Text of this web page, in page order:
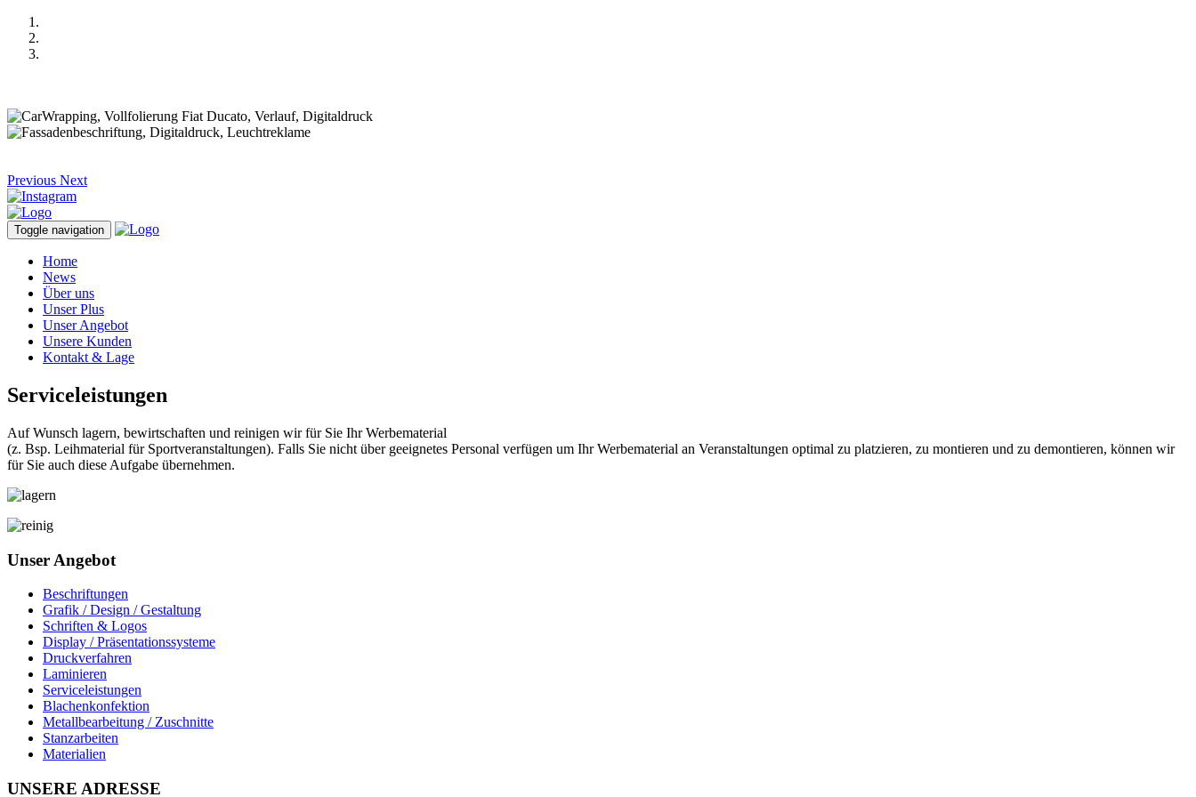
Previous Next
Toggle navigation
Home
News
Über uns
Unser Plus
Unser Angebot
Unsere Kunden
Kontakt & Lage
Serviceleistungen
Auf Wunsch lagern, bewirtschaften und reinigen wir für Sie Ihr Werbematerial
(z. Bsp. Leihmaterial für Sportveranstaltungen). Falls Sie nicht über geeignetes Personal verfügen um Ihr Werbematerial an Veranstaltungen optimal zu platzieren, zu montieren und zu demontieren, können wir
für Sie auch diese Aufgabe übernehmen.
Unser Angebot
Beschriftungen
Grafik / Design / Gestaltung
Schriften & Logos
Display / Präsentationssysteme
Druckverfahren
Laminieren
Serviceleistungen
Blachenkonfektion
Metallbearbeitung / Zuschnitte
Stanzarbeiten
Materialien
UNSERE ADRESSE